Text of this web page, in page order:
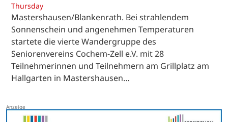
Thursday
Mastershausen/Blankenrath. Bei strahlendem
Sonnenschein und angenehmen Temperaturen
startete die vierte Wandergruppe des
Seniorenvereins Cochem-Zell e.V. mit 28
Teilnehmerinnen und Teilnehmern am Grillplatz am
Hallgarten in Mastershausen…